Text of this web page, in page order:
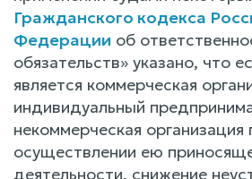
Гражданского кодекса
Федерации об
обязательств» указано, что
является коммерческая
индивидуальный
некоммерческая организация
осуществлении ею
деятельности, снижение